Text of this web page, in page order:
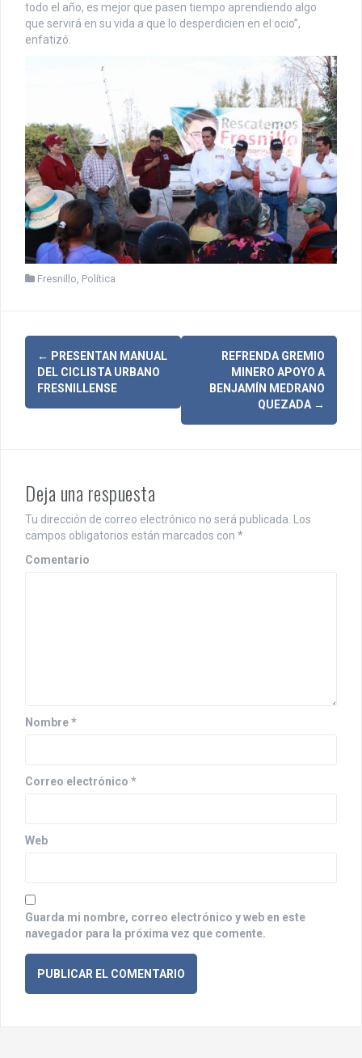
todo el año, es mejor que pasen tiempo aprendiendo algo
que servirá en su vida a que lo desperdicien en el ocio”,
enfatizó.
Fresnillo, Política
N
g
a
c
i
n
r
d
s
← PRESENTAN MANUAL
DEL CICLISTA URBANO
FRESNILLENSE
REFRENDA GREMIO
MINERO APOYO A
BENJAMÍN MEDRANO
QUEZADA →
Deja una respuesta
Tu dirección de correo electrónico no será publicada. Los
campos obligatorios están marcados con *
Comentario
Nombre*
Correo electrónico *
Web
Guarda mi nombre, correo electrónico y web en este
navegador para la próxima vez que comente.